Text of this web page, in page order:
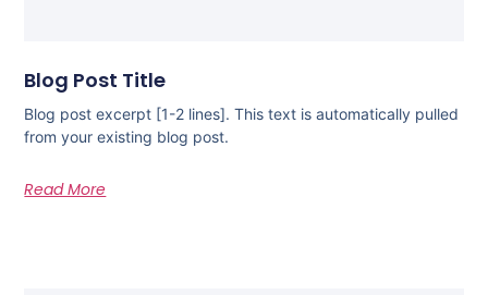
Blog Post Title
Blog post excerpt [1-2 lines]. This text is automatically pulled
from your existing blog post.
Read More